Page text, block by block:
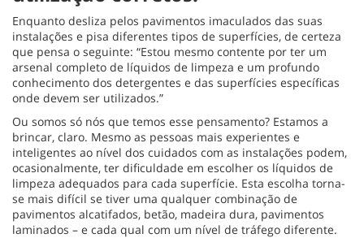
Enquanto desliza pelos pavimentos imaculados das suas
instalações e pisa diferentes tipos de superfícies, de certeza
que pensa o seguinte: “Estou mesmo contente por ter um
arsenal completo de líquidos de limpeza e um profundo
conhecimento dos detergentes e das superfícies específicas
onde devem ser utilizados.”
Ou somos só nós que temos esse pensamento? Estamos a
brincar, claro. Mesmo as pessoas mais experientes e
inteligentes ao nível dos cuidados com as instalações podem,
ocasionalmente, ter dificuldade em escolher os líquidos de
limpeza adequados para cada superfície. Esta escolha torna-
se mais difícil se tiver uma qualquer combinação de
pavimentos alcatifados, betão, madeira dura, pavimentos
laminados – e cada qual com um nível de tráfego diferente.